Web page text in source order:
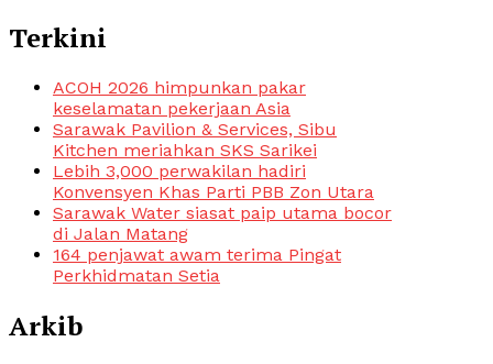
Terkini
ACOH 2026 himpunkan pakar
keselamatan pekerjaan Asia
Sarawak Pavilion & Services, Sibu
Kitchen meriahkan SKS Sarikei
Lebih 3,000 perwakilan hadiri
Konvensyen Khas Parti PBB Zon Utara
Sarawak Water siasat paip utama bocor
di Jalan Matang
164 penjawat awam terima Pingat
Perkhidmatan Setia
Arkib